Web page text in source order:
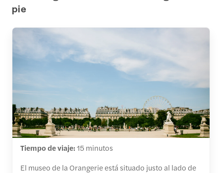
pie
Tiempo de viaje:15 minutos
El museo de la Orangerie está situado justo al lado de